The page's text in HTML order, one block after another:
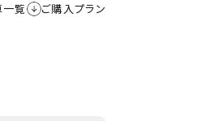
一覧 ご購入プラン